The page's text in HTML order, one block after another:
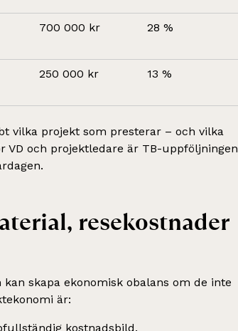
700 000 kr 28 %
250 000 kr 13 %
vilka projekt som presterar – och vilka
och projektledare är TB-uppföljningen
resekostnader
skapa ekonomisk obalans om de inte
är:
kostnadsbild.